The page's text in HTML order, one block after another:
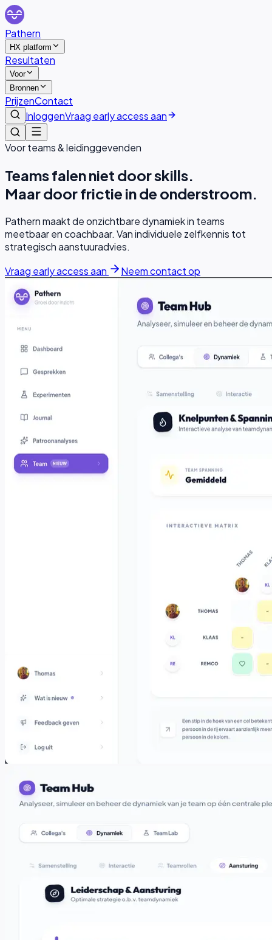
Pathern
HX platform
Resultaten
Voor
Bronnen
PrijzenContact
InloggenVraag early access aan
Voor teams & leidinggevenden
Teams falen niet door skills.
Maar door frictie in de onderstroom.
Pathern maakt de onzichtbare dynamiek in teams
meetbaar en coachbaar. Van individuele zelfkennis tot
strategisch aanstuuradvies.
Vraag early access aan
Neem contact op